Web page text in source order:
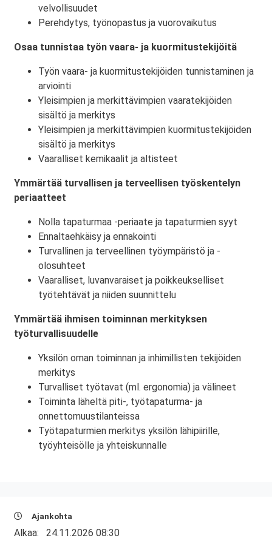
velvollisuudet
Perehdytys, työnopastus ja vuorovaikutus
Osaa tunnistaa työn vaara- ja kuormitustekijöitä
Työn vaara- ja kuormitustekijöiden tunnistaminen ja
arviointi
Yleisimpien ja merkittävimpien vaaratekijöiden
sisältö ja merkitys
Yleisimpien ja merkittävimpien kuormitustekijöiden
sisältö ja merkitys
Vaaralliset kemikaalit ja altisteet
Ymmärtää turvallisen ja terveellisen työskentelyn
periaatteet
Nolla tapaturmaa -periaate ja tapaturmien syyt
Ennaltaehkäisy ja ennakointi
Turvallinen ja terveellinen työympäristö ja -
olosuhteet
Vaaralliset, luvanvaraiset ja poikkeukselliset
työtehtävät ja niiden suunnittelu
Ymmärtää ihmisen toiminnan merkityksen
työturvallisuudelle
Yksilön oman toiminnan ja inhimillisten tekijöiden
merkitys
Turvalliset työtavat (ml. ergonomia) ja välineet
Toiminta läheltä piti-, työtapaturma- ja
onnettomuustilanteissa
Työtapaturmien merkitys yksilön lähipiirille,
työyhteisölle ja yhteiskunnalle
Ajankohta
Alkaa: 24.11.2026 08:30